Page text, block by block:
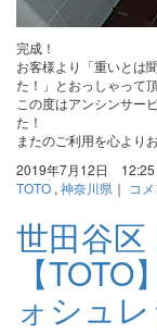
完成！
お客様より「重いとは
た！」とおっしゃって
この度はアンシンサー
た！
またのご利用を心より
2019年7月12日 12:25
TOTO , 神奈川県 ｜ コ
世田谷
【
ォシュ